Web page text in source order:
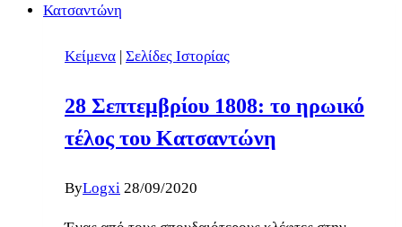
Κείμενα | Σελίδες Ιστορίας
28 Σεπτεμβρίου 1808: το ηρωικό
τέλος του Κατσαντώνη
ByLogxi 28/09/2020